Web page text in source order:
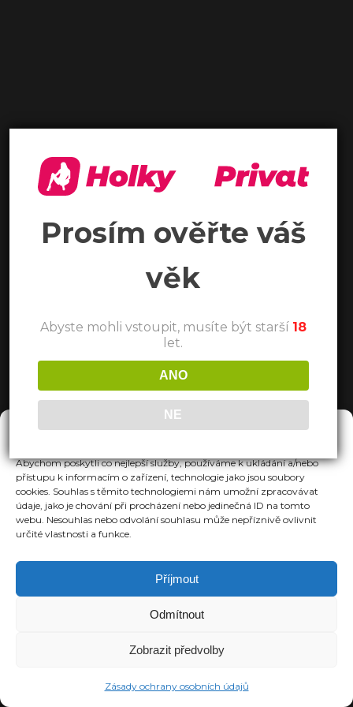
Spravovat Souhlas
Abychom poskytli co nejlepší služby, používáme k ukládání a/nebo
přístupu k informacím o zařízení, technologie jako jsou soubory
cookies. Souhlas s těmito technologiemi nám umožní zpracovávat
údaje, jako je chování při procházení nebo jedinečná ID na tomto
webu. Nesouhlas nebo odvolání souhlasu může nepříznivě ovlivnit
určité vlastnosti a funkce.
Příjmout
Odmítnout
Zobrazit předvolby
Zásady ochrany osobních údajů
Prosím ověřte váš
věk
Abyste mohli vstoupit, musíte být starší 18
let.
ANO
NE